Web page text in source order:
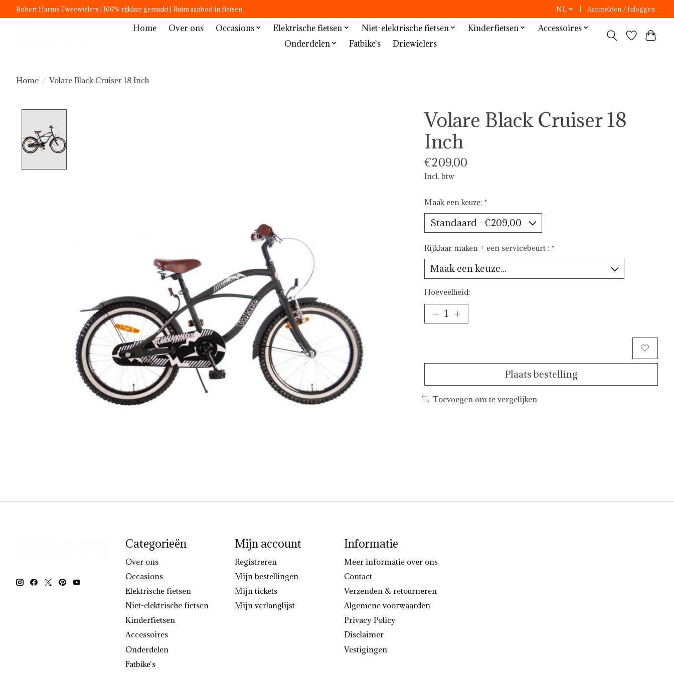
Robert Harms Tweewielers | 100% rijklaar gemaakt | Ruim aanbod in fietsen NL Aanmelden / Inloggen
Home Over ons Occasions Elektrische fietsen Niet-elektrische fietsen Kinderfietsen
Accessoires
Onderdelen
Fatbike`s Driewielers
Home / Volare Black Cruiser 18 Inch
Volare Black Cruiser 18
Inch
€209,00
Incl. btw
Maak een keuze: *
Rijklaar maken + een servicebeurt : *
Hoeveelheid:
Plaats bestelling
Toevoegen om te vergelijken
Categorieën
Over ons
Occasions
Elektrische fietsen
Niet-elektrische fietsen
Kinderfietsen
Accessoires
Onderdelen
Fatbike`s
Mijn account
Registreren
Mijn bestellingen
Mijn tickets
Mijn verlanglijst
Informatie
Meer informatie over ons
Contact
Verzenden & retourneren
Algemene voorwaarden
Privacy Policy
Disclaimer
Vestigingen